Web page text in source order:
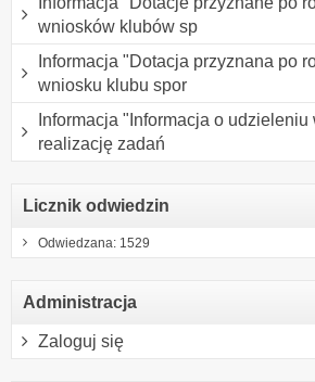
wniosków klubów sp
Informacja "Dotacja przyznana po
wniosku klubu spor
Informacja "Informacja o udzieleniu
realizację zadań
Licznik odwiedzin
Odwiedzana: 1529
Administracja
Zaloguj się